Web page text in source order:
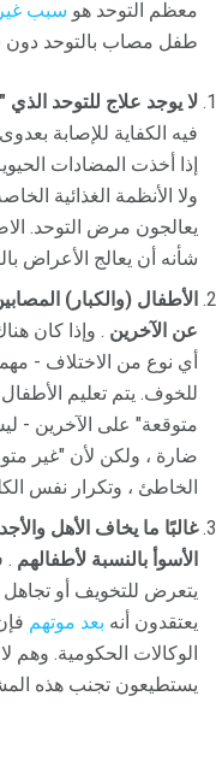
معظم التوحد هو سبب
طفل مصاب بالتوحد
لا يوجد علاج للتوحد
فيه الكفاية للإصابة
إذا أخذت المضادات
ولا الأنظمة الغذائية
يعالجون مرض التوحد.
شأنه أن يعالج الأعراض
الأطفال (والكبار)
عن الآخرين . وإذا كان
أي نوع من الاختلاف -
للخوف. يتم تعليم
متوقعة" على الآخرين -
ضارة ، ولكن لأن "غير
الخاطئ ، وتكرار نفس
غالبًا ما يخاف الأهل
الأسوأ بالنسبة لأطفالهم .
يتعرض للتخويف أو تجاهل
يعتقدون أنه بعد موتهم
الوكالات الحكومية. وهم
يستطيعون تجنب هذه